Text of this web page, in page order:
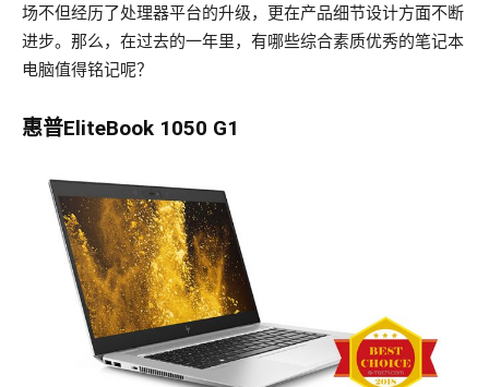
场不但经历了处理器平台的升级，更在产品细节设计方面不断
进步。那么，在过去的一年里，有哪些综合素质优秀的笔记本
电脑值得铭记呢？
惠普EliteBook 1050 G1